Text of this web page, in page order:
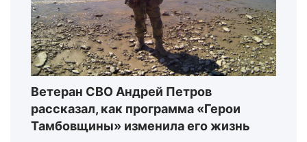
Ветеран СВО Андрей Петров
рассказал, как программа «Герои
Тамбовщины» изменила его жизнь